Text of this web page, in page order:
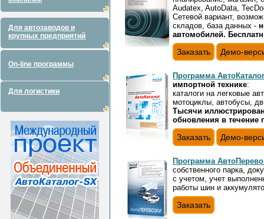
Для автозаводов и
крупных предприятий
On-line программы
Для логистики
Audatex, AutoData,
Сетевой вариант,
складов, база данных -
автомобилей.
Заказать Демо-
Программа
импортной технике:
каталоги на легковые
мотоциклы, автобусы,
Тысячи
обновления в течение
Заказать Демо-
Программа
собственного парка,
с учетом, учет
работы шин и
Заказать